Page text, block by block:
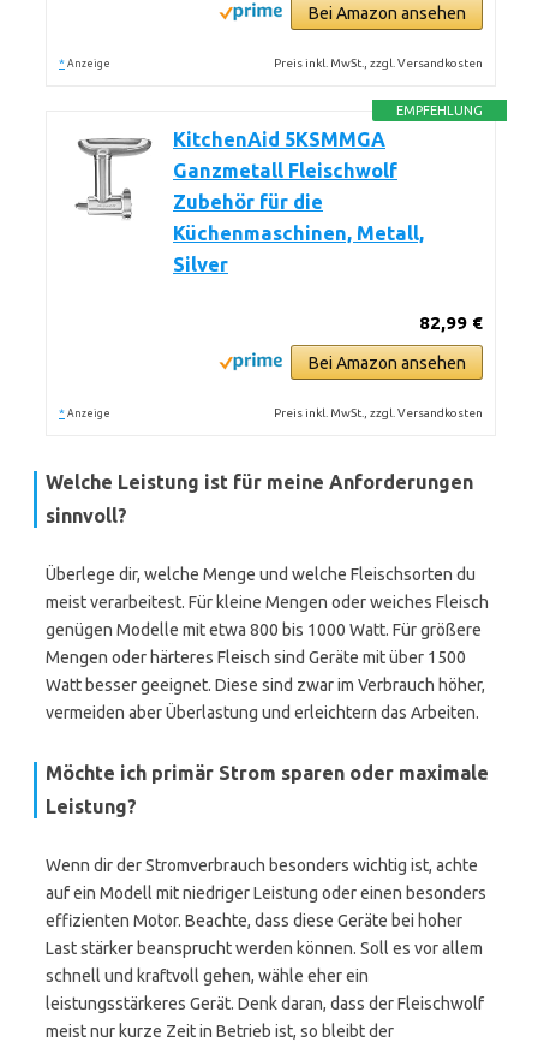
Bei Amazon ansehen
* Anzeige Preis inkl. MwSt., zzgl. Versandkosten
EMPFEHLUNG
KitchenAid 5KSMMGA
Ganzmetall Fleischwolf
Zubehör für die
Küchenmaschinen, Metall,
Silver
82,99 €
Bei Amazon ansehen
* Anzeige Preis inkl. MwSt., zzgl. Versandkosten
Welche Leistung ist für meine Anforderungen
sinnvoll?
Überlege dir, welche Menge und welche Fleischsorten du
meist verarbeitest. Für kleine Mengen oder weiches Fleisch
genügen Modelle mit etwa 800 bis 1000 Watt. Für größere
Mengen oder härteres Fleisch sind Geräte mit über 1500
Watt besser geeignet. Diese sind zwar im Verbrauch höher,
vermeiden aber Überlastung und erleichtern das Arbeiten.
Möchte ich primär Strom sparen oder maximale
Leistung?
Wenn dir der Stromverbrauch besonders wichtig ist, achte
auf ein Modell mit niedriger Leistung oder einen besonders
effizienten Motor. Beachte, dass diese Geräte bei hoher
Last stärker beansprucht werden können. Soll es vor allem
schnell und kraftvoll gehen, wähle eher ein
leistungsstärkeres Gerät. Denk daran, dass der Fleischwolf
meist nur kurze Zeit in Betrieb ist, so bleibt der